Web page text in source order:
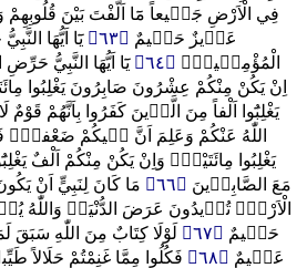
فِي الْاَرْضِ جَم۪يعاً مَٓا اَلَّفْتَ بَيْنَ قُلُوبِهِمْ
عَز۪يزٌ حَك۪يمٌ ﴿٦٣﴾
يَٓا اَيُّهَا
الْمُؤْمِن۪ينَ۟ ﴿٦٤﴾
يَٓا اَيُّهَا النَّبِيُّ
اِنْ يَكُنْ مِنْكُمْ عِشْرُونَ صَابِرُونَ يَغْلِبُوا
يَغْلِبُٓوا اَلْفاً مِنَ الَّذ۪ينَ كَفَرُوا بِاَنَّهُمْ قَوْمٌ
اللّٰهُ عَنْكُمْ وَعَلِمَ اَنَّ ف۪يكُمْ ضَعْفاًۜ
يَغْلِبُوا مِائَتَيْنِۚ وَاِنْ يَكُنْ مِنْكُمْ اَلْفٌ
مَعَ الصَّابِر۪ينَ ﴿٦٦﴾
مَا كَانَ لِنَبِيٍّ اَنْ
الْاَرْضِۜ تُر۪يدُونَ عَرَضَ الدُّنْيَاۗ وَاللّٰهُ
حَك۪يمٌ ﴿٦٧﴾
لَوْلَا كِتَابٌ مِنَ اللّٰهِ
عَظ۪يمٌ ﴿٦٨﴾
فَكُلُوا مِمَّا غَنِمْتُمْ حَلَالاً